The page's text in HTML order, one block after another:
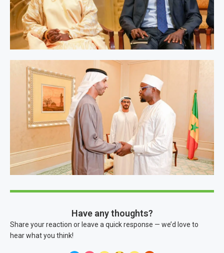
Have any thoughts?
Share your reaction or leave a quick response — we’d love to
hear what you think!